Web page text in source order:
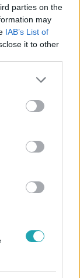
parties on the
may
IAB’s List of
it to other
more Google
may click to
tags to
below Google